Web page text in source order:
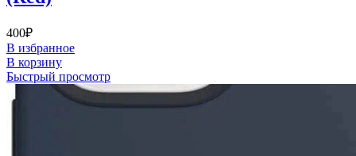
400₽
В избранное
В корзину
Быстрый просмотр